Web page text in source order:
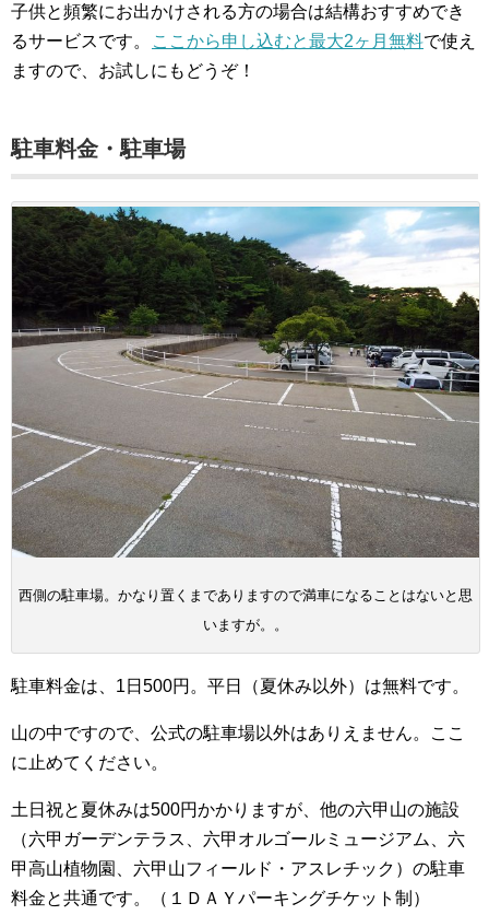
子供と頻繁にお出かけされる方の場合は結構おすすめでき
るサービスです。
ここから申し込むと最大2ヶ月無料で使え
ますので、お試しにもどうぞ！
駐車料金・駐車場
西側の駐車場。かなり置くまでありますので満車になることはないと思
いますが。。
駐車料金は、1日500円。平日（夏休み以外）は無料です。
山の中ですので、公式の駐車場以外はありえません。ここ
に止めてください。
土日祝と夏休みは500円かかりますが、他の六甲山の施設
（六甲ガーデンテラス、六甲オルゴールミュージアム、六
甲高山植物園、六甲山フィールド・アスレチック）の駐車
料金と共通です。（１ＤＡＹパーキングチケット制）